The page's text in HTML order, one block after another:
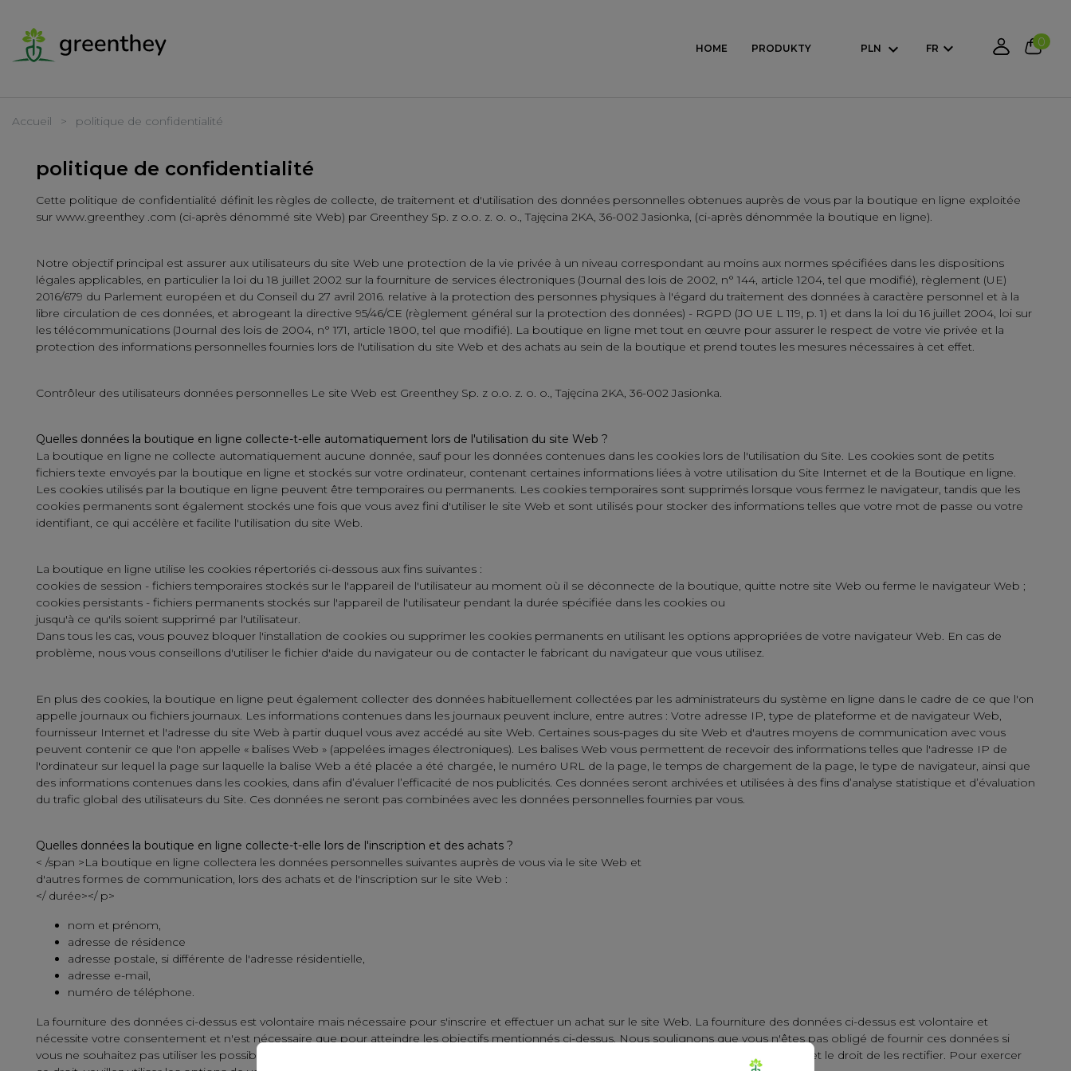
0
FR
PLN
HOME PRODUKTY
Accueil politique de confidentialité
politique de confidentialité
Cette politique de confidentialité définit les règles de collecte, de traitement et d'utilisation des données personnelles obtenues auprès de vous par la boutique en ligne exploitée
sur www.greenthey .com (ci-après dénommé site Web) par Greenthey Sp. z o.o. z. o. o., Tajęcina 2KA, 36-002 Jasionka, (ci-après dénommée la boutique en ligne).
Notre objectif principal est assurer aux utilisateurs du site Web une protection de la vie privée à un niveau correspondant au moins aux normes spécifiées dans les dispositions
légales applicables, en particulier la loi du 18 juillet 2002 sur la fourniture de services électroniques (Journal des lois de 2002, n° 144, article 1204, tel que modifié), règlement (UE)
2016/679 du Parlement européen et du Conseil du 27 avril 2016. relative à la protection des personnes physiques à l'égard du traitement des données à caractère personnel et à la
libre circulation de ces données, et abrogeant la directive 95/46/CE (règlement général sur la protection des données) - RGPD (JO UE L 119, p. 1) et dans la loi du 16 juillet 2004, loi sur
les télécommunications (Journal des lois de 2004, n° 171, article 1800, tel que modifié). La boutique en ligne met tout en œuvre pour assurer le respect de votre vie privée et la
protection des informations personnelles fournies lors de l'utilisation du site Web et des achats au sein de la boutique et prend toutes les mesures nécessaires à cet effet.
Contrôleur des utilisateurs données personnelles Le site Web est Greenthey Sp. z o.o. z. o. o., Tajęcina 2KA, 36-002 Jasionka.
Quelles données la boutique en ligne collecte-t-elle automatiquement lors de l'utilisation du site Web ?
La boutique en ligne ne collecte automatiquement aucune donnée, sauf pour les données contenues dans les cookies lors de l'utilisation du Site. Les cookies sont de petits
fichiers texte envoyés par la boutique en ligne et stockés sur votre ordinateur, contenant certaines informations liées à votre utilisation du Site Internet et de la Boutique en ligne.
Les cookies utilisés par la boutique en ligne peuvent être temporaires ou permanents. Les cookies temporaires sont supprimés lorsque vous fermez le navigateur, tandis que les
cookies permanents sont également stockés une fois que vous avez fini d'utiliser le site Web et sont utilisés pour stocker des informations telles que votre mot de passe ou votre
identifiant, ce qui accélère et facilite l'utilisation du site Web.
La boutique en ligne utilise les cookies répertoriés ci-dessous aux fins suivantes :
cookies de session - fichiers temporaires stockés sur le l'appareil de l'utilisateur au moment où il se déconnecte de la boutique, quitte notre site Web ou ferme le navigateur Web ;
cookies persistants - fichiers permanents stockés sur l'appareil de l'utilisateur pendant la durée spécifiée dans les cookies ou
jusqu'à ce qu'ils soient supprimé par l'utilisateur.
Dans tous les cas, vous pouvez bloquer l'installation de cookies ou supprimer les cookies permanents en utilisant les options appropriées de votre navigateur Web. En cas de
problème, nous vous conseillons d'utiliser le fichier d'aide du navigateur ou de contacter le fabricant du navigateur que vous utilisez.
En plus des cookies, la boutique en ligne peut également collecter des données habituellement collectées par les administrateurs du système en ligne dans le cadre de ce que l'on
appelle journaux ou fichiers journaux. Les informations contenues dans les journaux peuvent inclure, entre autres : Votre adresse IP, type de plateforme et de navigateur Web,
fournisseur Internet et l'adresse du site Web à partir duquel vous avez accédé au site Web. Certaines sous-pages du site Web et d'autres moyens de communication avec vous
peuvent contenir ce que l'on appelle « balises Web » (appelées images électroniques). Les balises Web vous permettent de recevoir des informations telles que l'adresse IP de
l'ordinateur sur lequel la page sur laquelle la balise Web a été placée a été chargée, le numéro URL de la page, le temps de chargement de la page, le type de navigateur, ainsi que
des informations contenues dans les cookies, dans afin d’évaluer l’efficacité de nos publicités. Ces données seront archivées et utilisées à des fins d’analyse statistique et d’évaluation
du trafic global des utilisateurs du Site. Ces données ne seront pas combinées avec les données personnelles fournies par vous.
Quelles données la boutique en ligne collecte-t-elle lors de l'inscription et des achats ?
< /span >La boutique en ligne collectera les données personnelles suivantes auprès de vous via le site Web et
d'autres formes de communication, lors des achats et de l'inscription sur le site Web :
</ durée></ p>
nom et prénom,
adresse de résidence
adresse postale, si différente de l'adresse résidentielle,
adresse e-mail,
numéro de téléphone.
La fourniture des données ci-dessus est volontaire mais nécessaire pour s'inscrire et effectuer un achat sur le site Web. La fourniture des données ci-dessus est volontaire et
nécessite votre consentement et n'est nécessaire que pour atteindre les objectifs mentionnés ci-dessus. Nous soulignons que vous n'êtes pas obligé de fournir ces données si
vous ne souhaitez pas utiliser les possibilités mentionnées ci-dessus. Vous avez le droit d'accéder au contenu de vos données personnelles et le droit de les rectifier. Pour exercer